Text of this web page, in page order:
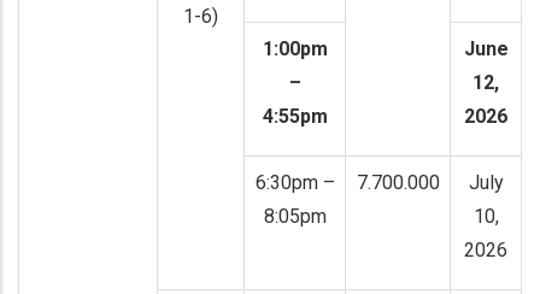
1-6)
1:00pm
–
4:55pm
June
12,
2026
6:30pm –
8:05pm
7.700.000
July
10,
2026